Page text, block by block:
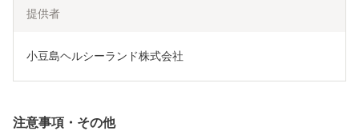
提供者
小豆島ヘルシーランド株式会社
注意事項・その他